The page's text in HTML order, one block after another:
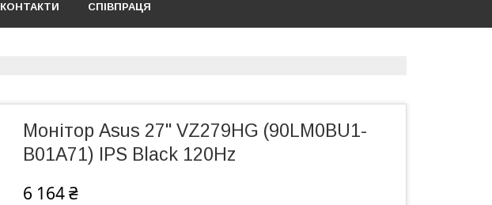
КОНТАКТИ СПІВПРАЦЯ
Монітор Asus 27" VZ279HG (90LM0BU1-
B01A71) IPS Black 120Hz
6 164 ₴